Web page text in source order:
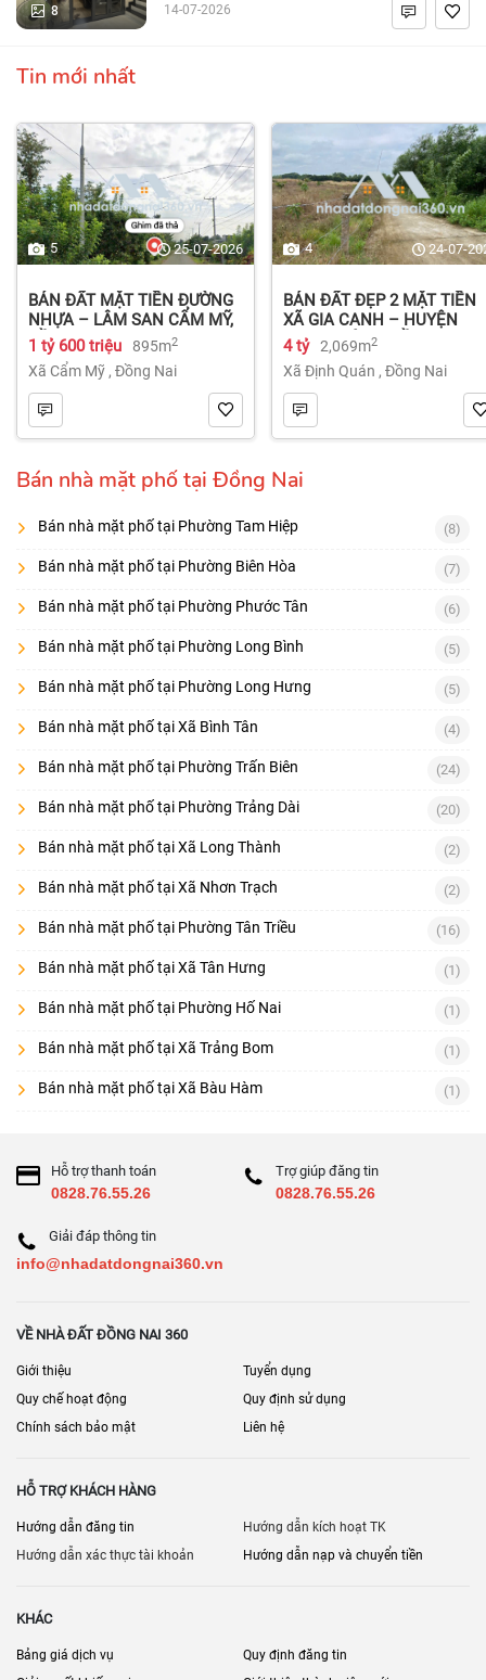
8 14-07-2026
Tin mới nhất
5 25-07-2026
BÁN ĐẤT MẶT TIỀN ĐƯỜNG
NHỰA – LÂM SAN CẨM MỸ,
ĐỒNG NAI.
1 tỷ 600 triệu 895m2
Xã Cẩm Mỹ , Đồng Nai
4 24-07-
BÁN ĐẤT ĐẸP 2 MẶT TIỀN
XÃ GIA CANH – HUYỆN
ĐỊNH QUÁN – ĐỒNG NAI dt
2.069m² 4 tỷ
4 tỷ 2,069m2
Xã Định Quán , Đồng Nai
Bán nhà mặt phố tại Đồng Nai
Bán nhà mặt phố tại Phường Tam Hiệp (8)
Bán nhà mặt phố tại Phường Biên Hòa (7)
Bán nhà mặt phố tại Phường Phước Tân (6)
Bán nhà mặt phố tại Phường Long Bình (5)
Bán nhà mặt phố tại Phường Long Hưng (5)
Bán nhà mặt phố tại Xã Bình Tân (4)
Bán nhà mặt phố tại Phường Trấn Biên (24)
Bán nhà mặt phố tại Phường Trảng Dài (20)
Bán nhà mặt phố tại Xã Long Thành (2)
Bán nhà mặt phố tại Xã Nhơn Trạch (2)
Bán nhà mặt phố tại Phường Tân Triều (16)
Bán nhà mặt phố tại Xã Tân Hưng (1)
Bán nhà mặt phố tại Phường Hố Nai (1)
Bán nhà mặt phố tại Xã Trảng Bom (1)
Bán nhà mặt phố tại Xã Bàu Hàm (1)
Hỗ trợ thanh toán
0828.76.55.26
Trợ giúp đăng tin
0828.76.55.26
Giải đáp thông tin
info@nhadatdongnai360.vn
VỀ NHÀ ĐẤT ĐỒNG NAI 360
Giới thiệu
Tuyển dụng
Quy chế hoạt động
Quy định sử dụng
Chính sách bảo mật
Liên hệ
HỖ TRỢ KHÁCH HÀNG
Hướng dẫn đăng tin
Hướng dẫn kích hoạt TK
Hướng dẫn xác thực tài khoản
Hướng dẫn nạp và chuyển tiền
KHÁC
Bảng giá dịch vụ
Quy định đăng tin